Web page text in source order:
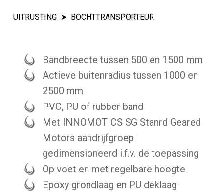
UITRUSTING BOCHTTRANSPORTEUR
Bandbreedte tussen 500 en 1500 mm
Actieve buitenradius tussen 1000 en
2500 mm
PVC, PU of rubber band
Met INNOMOTICS SG Stanrd Geared
Motors aandrijfgroep
gedimensioneerd i.f.v. de toepassing
Op voet en met regelbare hoogte
Epoxy grondlaag en PU deklaag